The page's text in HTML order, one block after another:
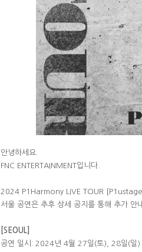
안녕하세요.
FNC ENTERTAINMENT입니다.
2024 P1Harmony LIVE TOUR [P1ustage
서울 공연은 추후 상세 공지를 통해 추가 안
[SEOUL]
공연 일시: 2024년 4월 27일(토), 28일(일)